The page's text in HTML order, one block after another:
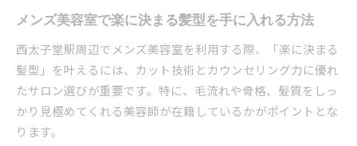
メンズ美容室で楽に決まる髪型を手に入れる方法
西太子堂駅周辺でメンズ美容室を利用する際、「楽に決まる
髪型」を叶えるには、カット技術とカウンセリング力に優れ
たサロン選びが重要です。特に、毛流れや骨格、髪質をしっ
かり見極めてくれる美容師が在籍しているかがポイントとな
ります。